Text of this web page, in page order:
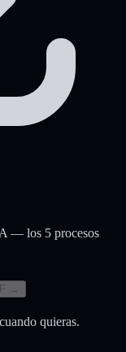
— los 5 procesos
→
quieras.